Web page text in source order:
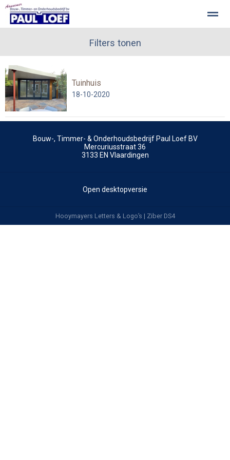
Aanbouw
Home Pagina's
Filters tonen
Tuinhuis
18-10-2020
Bouw-, Timmer- & Onderhoudsbedrijf Paul Loef BV
Mercuriusstraat 36
3133 EN Vlaardingen
Open desktopversie
Hooymayers Letters & Logo’s | Ziber DS4